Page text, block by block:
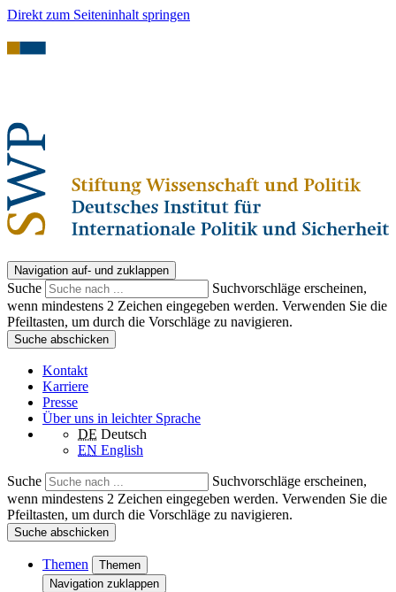
Direkt zum Seiteninhalt springen
Navigation auf- und zuklappen
Suche
Suchvorschläge erscheinen,
wenn mindestens 2 Zeichen eingegeben werden. Verwenden Sie die
Pfeiltasten, um durch die Vorschläge zu navigieren.
Suche abschicken
Kontakt
Karriere
Presse
Über uns in leichter Sprache
DE Deutsch
EN English
Suche
Suchvorschläge erscheinen,
wenn mindestens 2 Zeichen eingegeben werden. Verwenden Sie die
Pfeiltasten, um durch die Vorschläge zu navigieren.
Suche abschicken
Themen
Themen
Navigation zuklappen